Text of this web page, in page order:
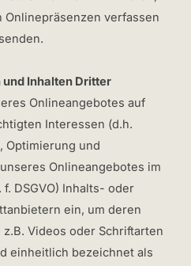
Onlinepräsenzen verfassen
Inhalten Dritter
Onlineangebotes auf
Interessen (d.h.
Optimierung und
Onlineangebotes im
DSGVO) Inhalts- oder
ein, um deren
Videos oder Schriftarten
einheitlich bezeichnet als